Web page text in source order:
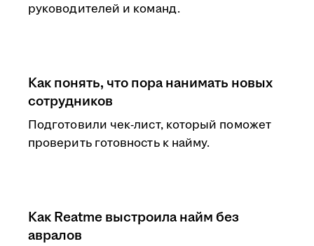
руководителей и команд.
Как понять, что пора нанимать новых
сотрудников
Подготовили чек-лист, который поможет
проверить готовность к найму.
Как Reatme выстроила найм без
авралов